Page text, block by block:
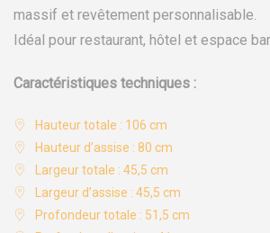
massif et revêtement personnalisable.
Idéal pour restaurant, hôtel et espace
Caractéristiques techniques :
Hauteur totale : 106 cm
Hauteur d’assise : 80 cm
Largeur totale : 45,5 cm
Largeur d’assise : 45,5 cm
Profondeur totale : 51,5 cm